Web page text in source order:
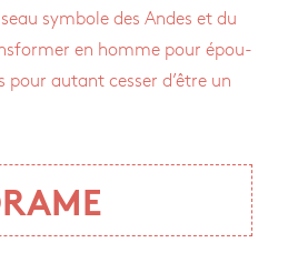
sym­bole des Andes et du
en homme pour épou­
pour autant ces­ser d’être un